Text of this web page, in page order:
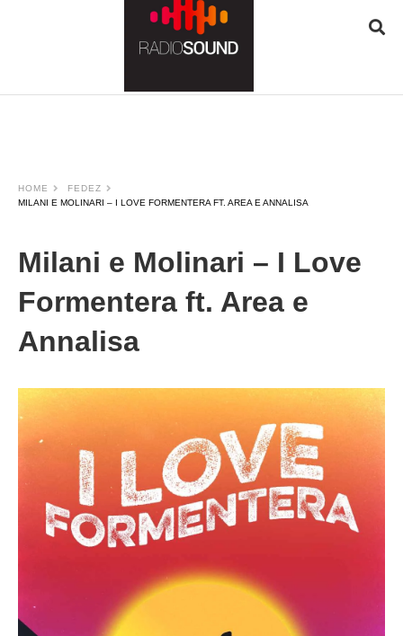
powered
Webdesign
Dexheim
and
FULL
ONLINE
HOME
FEDEZ
MILANI E MOLINARI – I LOVE FORMENTERA FT. AREA E ANNALISA
Milani e Molinari – I Love
Formentera ft. Area e
Annalisa